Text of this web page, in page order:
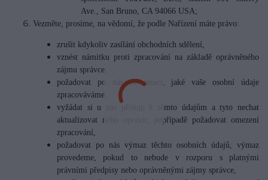
Ave., San Bruno, CA 94066 USA;
Vezměte, prosíme, na vědomí, že podle Nařízení máte právo:
zrušit kdykoliv zasílání obchodních sdělení,
vznést námitku proti zpracování na základě oprávněného
zájmu správce,
požadovat po nás informaci, jaké vaše osobní údaje
zpracováváme,
vyžádat si u nás přístup k těmto údajům a tyto nechat
aktualizovat nebo opravit, popřípadě požadovat omezení
zpracování,
požadovat po nás výmaz těchto osobních údajů, výmaz
provedeme, pokud to nebude v rozporu s platnými
právními předpisy nebo oprávněnými zájmy správce,